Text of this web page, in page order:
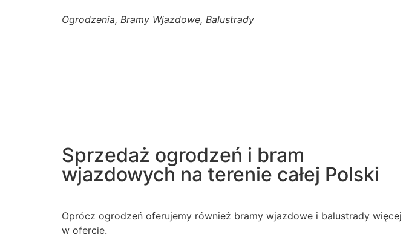
Ogrodzenia, Bramy Wjazdowe, Balustrady
Sprzedaż ogrodzeń i bram
wjazdowych na terenie całej Polski
Oprócz ogrodzeń oferujemy również bramy wjazdowe i balustrady więcej
w ofercie.